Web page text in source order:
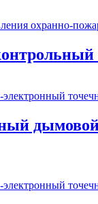
дымовой